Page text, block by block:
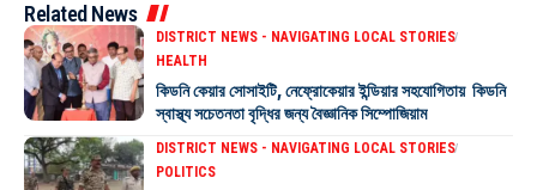
Related News
DISTRICT NEWS - NAVIGATING LOCAL STORIES
HEALTH
কিডনি কেয়ার সোসাইটি, নেফ্রোকেয়ার ইন্ডিয়ার সহযোগিতায় কিডনি
স্বাস্থ্য সচেতনতা বৃদ্ধির জন্য বৈজ্ঞানিক সিম্পোজিয়াম
DISTRICT NEWS - NAVIGATING LOCAL STORIES
POLITICS